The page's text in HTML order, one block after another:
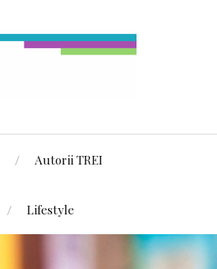
Autorii TREI
Lifestyle